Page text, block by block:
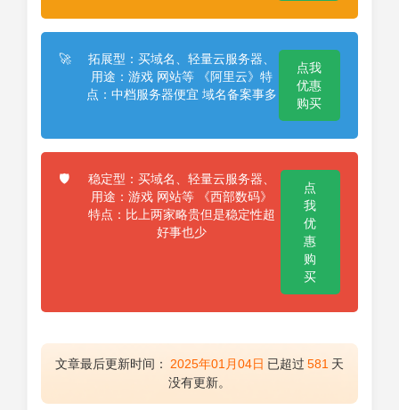
🚀
拓展型：买域名、轻量云服务器、
用途：游戏 网站等 《阿里云》特
点：中档服务器便宜 域名备案事多
点我
优惠
购买
🛡️
稳定型：买域名、轻量云服务器、
用途：游戏 网站等 《西部数码》
特点：比上两家略贵但是稳定性超
好事也少
点
我
优
惠
购
买
文章最后更新时间： 2025年01月04日 已超过 581 天
没有更新。